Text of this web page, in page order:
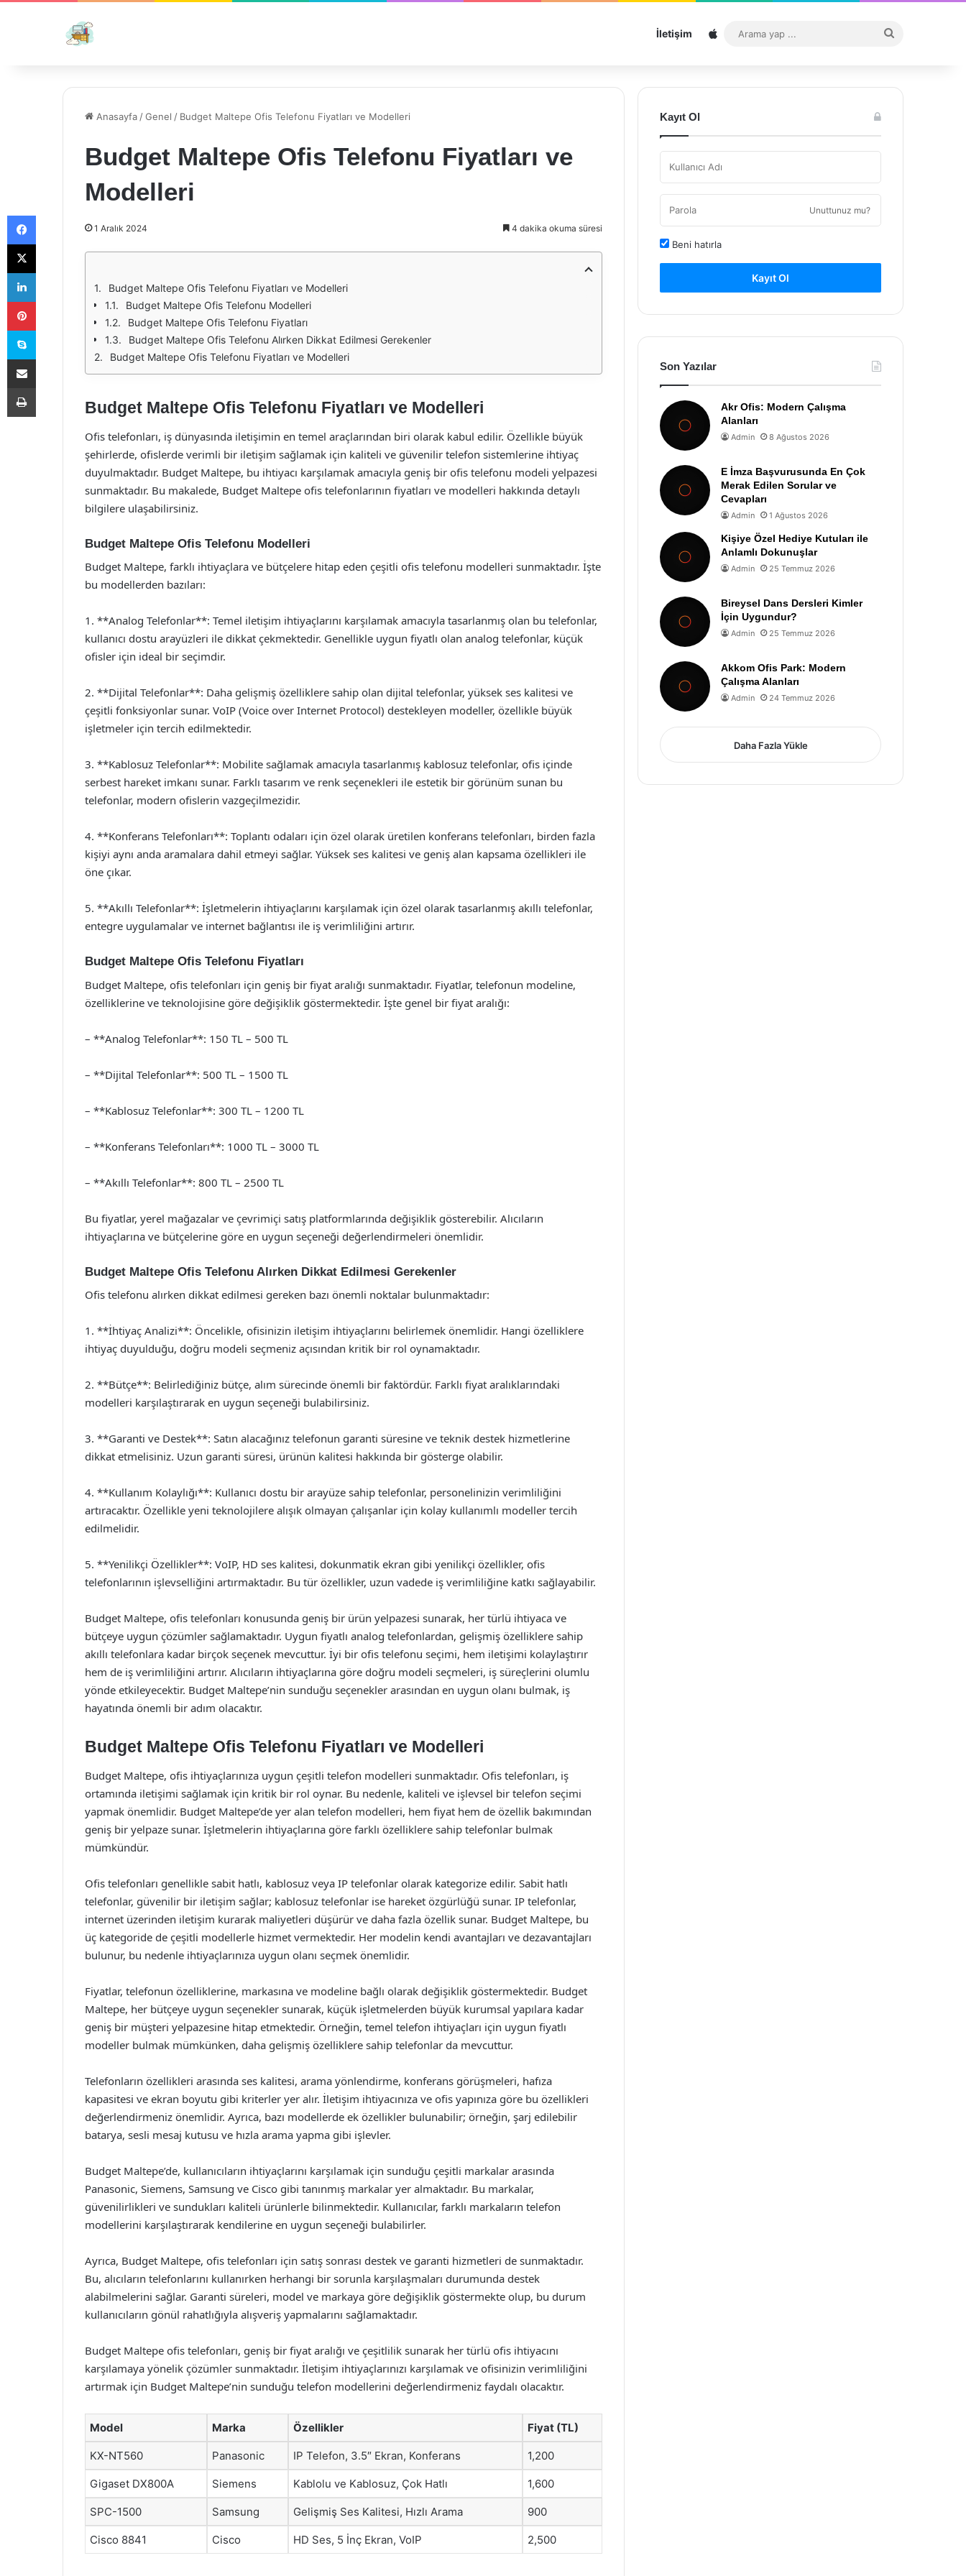
İletişim Sitemap
...
Anasayfa /Genel / Budget Maltepe Ofis Telefonu Fiyatları ve Modelleri
Budget Maltepe Ofis Telefonu Fiyatları ve
Modelleri
1 Aralık 2024 4 dakika okuma süresi
Budget Maltepe Ofis Telefonu Fiyatları ve Modelleri
Budget Maltepe Ofis Telefonu Modelleri
Budget Maltepe Ofis Telefonu Fiyatları
Budget Maltepe Ofis Telefonu Alırken Dikkat Edilmesi Gerekenler
Budget Maltepe Ofis Telefonu Fiyatları ve Modelleri
Budget Maltepe Ofis Telefonu Fiyatları ve Modelleri
Ofis telefonları, iş dünyasında iletişimin en temel araçlarından biri olarak kabul edilir. Özellikle büyük
şehirlerde, ofislerde verimli bir iletişim sağlamak için kaliteli ve güvenilir telefon sistemlerine ihtiyaç
duyulmaktadır. Budget Maltepe, bu ihtiyacı karşılamak amacıyla geniş bir ofis telefonu modeli yelpazesi
sunmaktadır. Bu makalede, Budget Maltepe ofis telefonlarının fiyatları ve modelleri hakkında detaylı
bilgilere ulaşabilirsiniz.
Budget Maltepe Ofis Telefonu Modelleri
Budget Maltepe, farklı ihtiyaçlara ve bütçelere hitap eden çeşitli ofis telefonu modelleri sunmaktadır. İşte
bu modellerden bazıları:
1. **Analog Telefonlar**: Temel iletişim ihtiyaçlarını karşılamak amacıyla tasarlanmış olan bu telefonlar,
kullanıcı dostu arayüzleri ile dikkat çekmektedir. Genellikle uygun fiyatlı olan analog telefonlar, küçük
ofisler için ideal bir seçimdir.
2. **Dijital Telefonlar**: Daha gelişmiş özelliklere sahip olan dijital telefonlar, yüksek ses kalitesi ve
çeşitli fonksiyonlar sunar. VoIP (Voice over Internet Protocol) destekleyen modeller, özellikle büyük
işletmeler için tercih edilmektedir.
3. **Kablosuz Telefonlar**: Mobilite sağlamak amacıyla tasarlanmış kablosuz telefonlar, ofis içinde
serbest hareket imkanı sunar. Farklı tasarım ve renk seçenekleri ile estetik bir görünüm sunan bu
telefonlar, modern ofislerin vazgeçilmezidir.
4. **Konferans Telefonları**: Toplantı odaları için özel olarak üretilen konferans telefonları, birden fazla
kişiyi aynı anda aramalara dahil etmeyi sağlar. Yüksek ses kalitesi ve geniş alan kapsama özellikleri ile
öne çıkar.
5. **Akıllı Telefonlar**: İşletmelerin ihtiyaçlarını karşılamak için özel olarak tasarlanmış akıllı telefonlar,
entegre uygulamalar ve internet bağlantısı ile iş verimliliğini artırır.
Budget Maltepe Ofis Telefonu Fiyatları
Budget Maltepe, ofis telefonları için geniş bir fiyat aralığı sunmaktadır. Fiyatlar, telefonun modeline,
özelliklerine ve teknolojisine göre değişiklik göstermektedir. İşte genel bir fiyat aralığı:
– **Analog Telefonlar**: 150 TL – 500 TL
– **Dijital Telefonlar**: 500 TL – 1500 TL
– **Kablosuz Telefonlar**: 300 TL – 1200 TL
– **Konferans Telefonları**: 1000 TL – 3000 TL
– **Akıllı Telefonlar**: 800 TL – 2500 TL
Bu fiyatlar, yerel mağazalar ve çevrimiçi satış platformlarında değişiklik gösterebilir. Alıcıların
ihtiyaçlarına ve bütçelerine göre en uygun seçeneği değerlendirmeleri önemlidir.
Budget Maltepe Ofis Telefonu Alırken Dikkat Edilmesi Gerekenler
Ofis telefonu alırken dikkat edilmesi gereken bazı önemli noktalar bulunmaktadır:
1. **İhtiyaç Analizi**: Öncelikle, ofisinizin iletişim ihtiyaçlarını belirlemek önemlidir. Hangi özelliklere
ihtiyaç duyulduğu, doğru modeli seçmeniz açısından kritik bir rol oynamaktadır.
2. **Bütçe**: Belirlediğiniz bütçe, alım sürecinde önemli bir faktördür. Farklı fiyat aralıklarındaki
modelleri karşılaştırarak en uygun seçeneği bulabilirsiniz.
3. **Garanti ve Destek**: Satın alacağınız telefonun garanti süresine ve teknik destek hizmetlerine
dikkat etmelisiniz. Uzun garanti süresi, ürünün kalitesi hakkında bir gösterge olabilir.
4. **Kullanım Kolaylığı**: Kullanıcı dostu bir arayüze sahip telefonlar, personelinizin verimliliğini
artıracaktır. Özellikle yeni teknolojilere alışık olmayan çalışanlar için kolay kullanımlı modeller tercih
edilmelidir.
5. **Yenilikçi Özellikler**: VoIP, HD ses kalitesi, dokunmatik ekran gibi yenilikçi özellikler, ofis
telefonlarının işlevselliğini artırmaktadır. Bu tür özellikler, uzun vadede iş verimliliğine katkı sağlayabilir.
Budget Maltepe, ofis telefonları konusunda geniş bir ürün yelpazesi sunarak, her türlü ihtiyaca ve
bütçeye uygun çözümler sağlamaktadır. Uygun fiyatlı analog telefonlardan, gelişmiş özelliklere sahip
akıllı telefonlara kadar birçok seçenek mevcuttur. İyi bir ofis telefonu seçimi, hem iletişimi kolaylaştırır
hem de iş verimliliğini artırır. Alıcıların ihtiyaçlarına göre doğru modeli seçmeleri, iş süreçlerini olumlu
yönde etkileyecektir. Budget Maltepe’nin sunduğu seçenekler arasından en uygun olanı bulmak, iş
hayatında önemli bir adım olacaktır.
Budget Maltepe Ofis Telefonu Fiyatları ve Modelleri
Budget Maltepe, ofis ihtiyaçlarınıza uygun çeşitli telefon modelleri sunmaktadır. Ofis telefonları, iş
ortamında iletişimi sağlamak için kritik bir rol oynar. Bu nedenle, kaliteli ve işlevsel bir telefon seçimi
yapmak önemlidir. Budget Maltepe’de yer alan telefon modelleri, hem fiyat hem de özellik bakımından
geniş bir yelpaze sunar. İşletmelerin ihtiyaçlarına göre farklı özelliklere sahip telefonlar bulmak
mümkündür.
Ofis telefonları genellikle sabit hatlı, kablosuz veya IP telefonlar olarak kategorize edilir. Sabit hatlı
telefonlar, güvenilir bir iletişim sağlar; kablosuz telefonlar ise hareket özgürlüğü sunar. IP telefonlar,
internet üzerinden iletişim kurarak maliyetleri düşürür ve daha fazla özellik sunar. Budget Maltepe, bu
üç kategoride de çeşitli modellerle hizmet vermektedir. Her modelin kendi avantajları ve dezavantajları
bulunur, bu nedenle ihtiyaçlarınıza uygun olanı seçmek önemlidir.
Fiyatlar, telefonun özelliklerine, markasına ve modeline bağlı olarak değişiklik göstermektedir. Budget
Maltepe, her bütçeye uygun seçenekler sunarak, küçük işletmelerden büyük kurumsal yapılara kadar
geniş bir müşteri yelpazesine hitap etmektedir. Örneğin, temel telefon ihtiyaçları için uygun fiyatlı
modeller bulmak mümkünken, daha gelişmiş özelliklere sahip telefonlar da mevcuttur.
Telefonların özellikleri arasında ses kalitesi, arama yönlendirme, konferans görüşmeleri, hafıza
kapasitesi ve ekran boyutu gibi kriterler yer alır. İletişim ihtiyacınıza ve ofis yapınıza göre bu özellikleri
değerlendirmeniz önemlidir. Ayrıca, bazı modellerde ek özellikler bulunabilir; örneğin, şarj edilebilir
batarya, sesli mesaj kutusu ve hızla arama yapma gibi işlevler.
Budget Maltepe’de, kullanıcıların ihtiyaçlarını karşılamak için sunduğu çeşitli markalar arasında
Panasonic, Siemens, Samsung ve Cisco gibi tanınmış markalar yer almaktadır. Bu markalar,
güvenilirlikleri ve sundukları kaliteli ürünlerle bilinmektedir. Kullanıcılar, farklı markaların telefon
modellerini karşılaştırarak kendilerine en uygun seçeneği bulabilirler.
Ayrıca, Budget Maltepe, ofis telefonları için satış sonrası destek ve garanti hizmetleri de sunmaktadır.
Bu, alıcıların telefonlarını kullanırken herhangi bir sorunla karşılaşmaları durumunda destek
alabilmelerini sağlar. Garanti süreleri, model ve markaya göre değişiklik göstermekte olup, bu durum
kullanıcıların gönül rahatlığıyla alışveriş yapmalarını sağlamaktadır.
Budget Maltepe ofis telefonları, geniş bir fiyat aralığı ve çeşitlilik sunarak her türlü ofis ihtiyacını
karşılamaya yönelik çözümler sunmaktadır. İletişim ihtiyaçlarınızı karşılamak ve ofisinizin verimliliğini
artırmak için Budget Maltepe’nin sunduğu telefon modellerini değerlendirmeniz faydalı olacaktır.
Model Marka Özellikler Fiyat (TL)
KX-NT560 Panasonic IP Telefon, 3.5″ Ekran, Konferans 1,200
Gigaset DX800A Siemens Kablolu ve Kablosuz, Çok Hatlı 1,600
SPC-1500 Samsung Gelişmiş Ses Kalitesi, Hızlı Arama 900
Cisco 8841 Cisco HD Ses, 5 İnç Ekran, VoIP 2,500
Kayıt Ol
Unuttunuz mu?
Beni hatırla
Kayıt Ol
Son Yazılar
Akr Ofis: Modern Çalışma
Alanları
Admin 8 Ağustos 2026
E İmza Başvurusunda En Çok
Merak Edilen Sorular ve
Cevapları
Admin 1 Ağustos 2026
Kişiye Özel Hediye Kutuları ile
Anlamlı Dokunuşlar
Admin 25 Temmuz 2026
Bireysel Dans Dersleri Kimler
İçin Uygundur?
Admin 25 Temmuz 2026
Akkom Ofis Park: Modern
Çalışma Alanları
Admin 24 Temmuz 2026
Daha Fazla Yükle
Facebook
X
LinkedIn
Pinterest
Skype
E-Posta ile paylaş